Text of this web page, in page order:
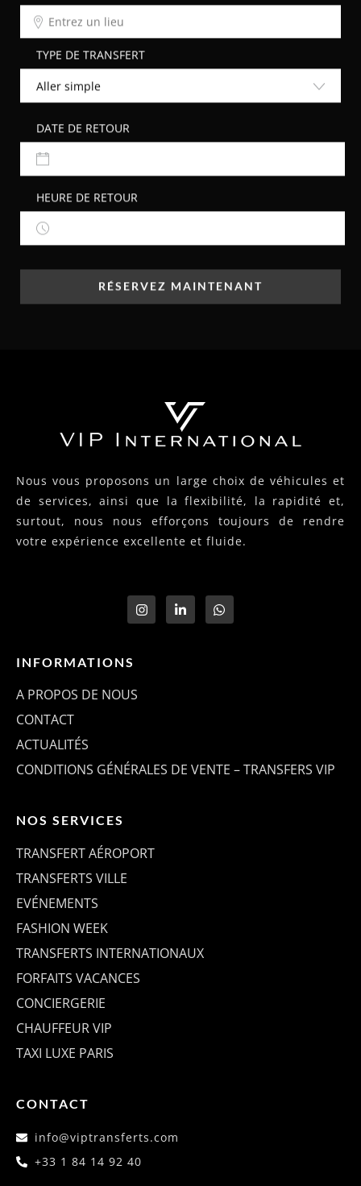
TYPE DE TRANSFERT
Aller simple
DATE DE RETOUR
HEURE DE RETOUR
Nous vous proposons un large choix de véhicules et
de services, ainsi que la flexibilité, la rapidité et,
surtout, nous nous efforçons toujours de rendre
votre expérience excellente et fluide.
INFORMATIONS
A PROPOS DE NOUS
CONTACT
ACTUALITÉS
CONDITIONS GÉNÉRALES DE VENTE – TRANSFERS VIP
NOS SERVICES
TRANSFERT AÉROPORT
TRANSFERTS VILLE
EVÉNEMENTS
FASHION WEEK
TRANSFERTS INTERNATIONAUX
FORFAITS VACANCES
CONCIERGERIE
CHAUFFEUR VIP
TAXI LUXE PARIS
CONTACT
info@viptransferts.com
+33 1 84 14 92 40